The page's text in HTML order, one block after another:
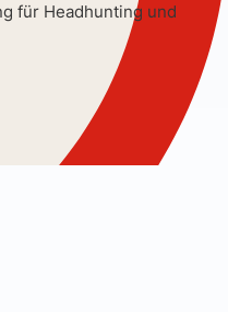
für Headhunting und